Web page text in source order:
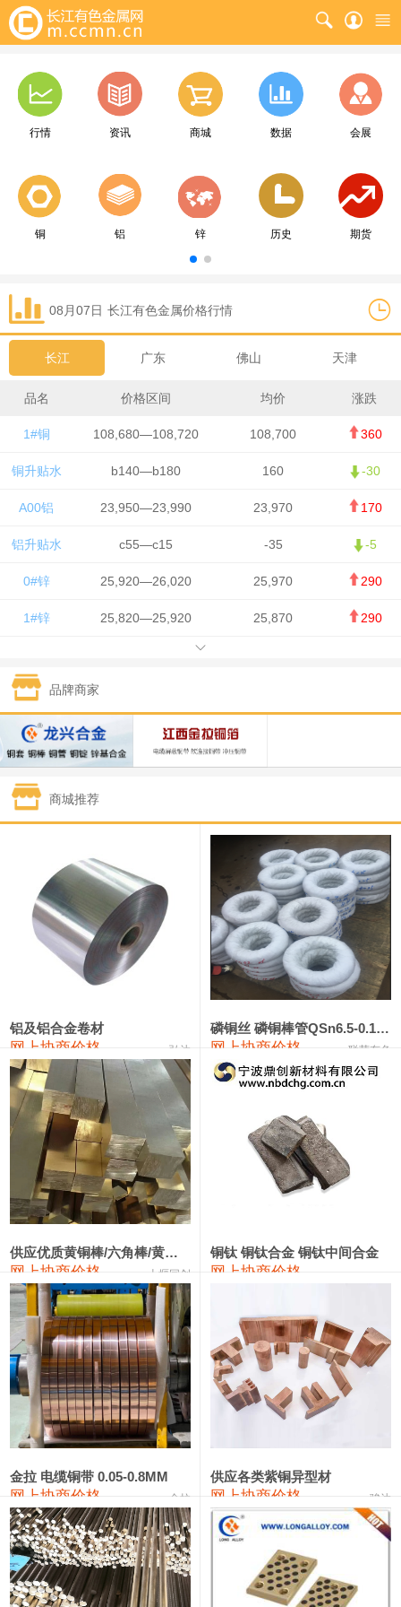
行情 资讯 商城 数据 会展
铜 铝 锌 历史 期货
08月07日 长江有色金属价格行情
长江 广东 佛山 天津
品名 价格区间 均价 涨跌
1#铜 108,680—108,720 108,700 360
铜升贴水 b140—b180 160 -30
A00铝 23,950—23,990 23,970 170
铝升贴水 c55—c15 -35 -5
0#锌 25,920—26,020 25,970 290
1#锌 25,820—25,920 25,870 290
1#锡 434,000—436,000
1#镍 129,550—130,750
1#白银 15,100—15,110 15,105 -70
钯金
331,000 -10,000
89,000—95,000 92,000 1,000
2#锑 85,000—91,000 88,000 1,000
1#镁 17,000—18,000 17,500 0
18,900—19,100 19,000 100
1#电解锰(99.7%袋装) 18,000—18,200 18,100 100
1#铬 60,000—82,000
553#硅 9,300—9,500
441#硅 9,600—9,800 9,700
3303#硅 10,300—10,500 10,400
2202#硅 14,100—14,300
金属硅3303#-2202# 10,400—14,200 12,300 0
漆包线 111,970—115,970 113,970
磷铜合金 110,800—117,600 114,200 400
无氧铜丝(硬) 109,710—110,010 109,860
R410A专用紫铜管 113,700—113,700
铸造铝合金锭(A380） 26,300—26,500 26,400 100
铝合金ADC12 24,200—24,400 100
铸造铝合金锭(ZL102) 24,300—24,500 24,400
品牌商家
商城推荐
铝及铝合金卷材
网上协商价格 弘达
磷铜丝 磷铜棒管QSn6.5-0.1 7-0.2 8-0.3
网上协商价格 联荣有色
供应优质黄铜棒/六角棒/黄铜方板
网上协商价格 十堰同创
铜钛 铜钛合金 铜钛中间合金
网上协商价格
金拉 电缆铜带 0.05-0.8MM
网上协商价格 金拉
供应各类紫铜异型材
网上协商价格 骏达